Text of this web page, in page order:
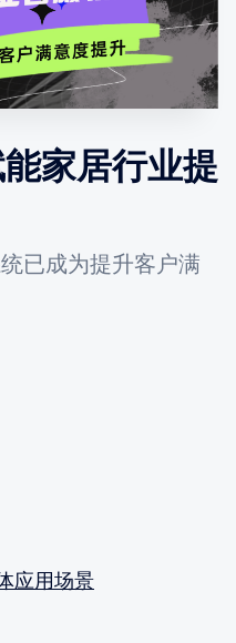
美洽博客
家居行业提
已成为提升客户满
应用场景